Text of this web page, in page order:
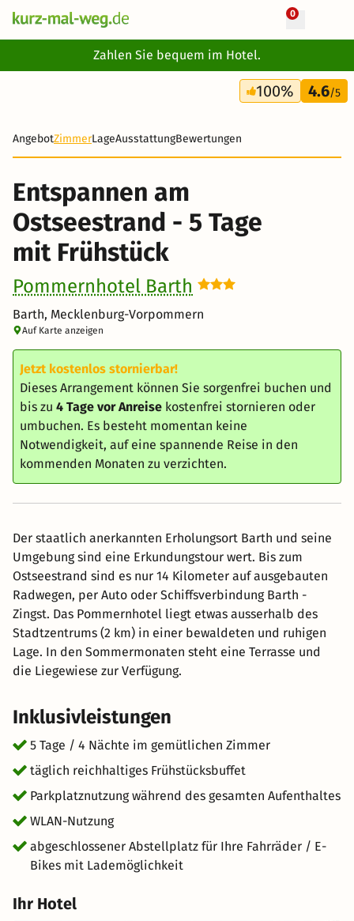
0
Zahlen Sie bequem im Hotel.
5 Tage
284 €
100% 4.6/5
AngebotZimmerLageAusstattungBewertungen
Entspannen am
Ostseestrand - 5 Tage
mit Frühstück
Pommernhotel Barth
Barth, Mecklenburg-Vorpommern
Auf Karte anzeigen
Jetzt kostenlos stornierbar!
Dieses Arrangement können Sie sorgenfrei buchen und
bis zu 4 Tage vor Anreise kostenfrei stornieren oder
umbuchen. Es besteht momentan keine
Notwendigkeit, auf eine spannende Reise in den
kommenden Monaten zu verzichten.
Der staatlich anerkannten Erholungsort Barth und seine
Umgebung sind eine Erkundungstour wert. Bis zum
Ostseestrand sind es nur 14 Kilometer auf ausgebauten
Radwegen, per Auto oder Schiffsverbindung Barth -
Zingst. Das Pommernhotel liegt etwas ausserhalb des
Stadtzentrums (2 km) in einer bewaldeten und ruhigen
Lage. In den Sommermonaten steht eine Terrasse und
die Liegewiese zur Verfügung.
Inklusivleistungen
5 Tage / 4 Nächte im gemütlichen Zimmer
täglich reichhaltiges Frühstücksbuffet
Parkplatznutzung während des gesamten Aufenthaltes
WLAN-Nutzung
abgeschlossener Abstellplatz für Ihre Fahrräder / E-
Bikes mit Lademöglichkeit
Ihr Hotel